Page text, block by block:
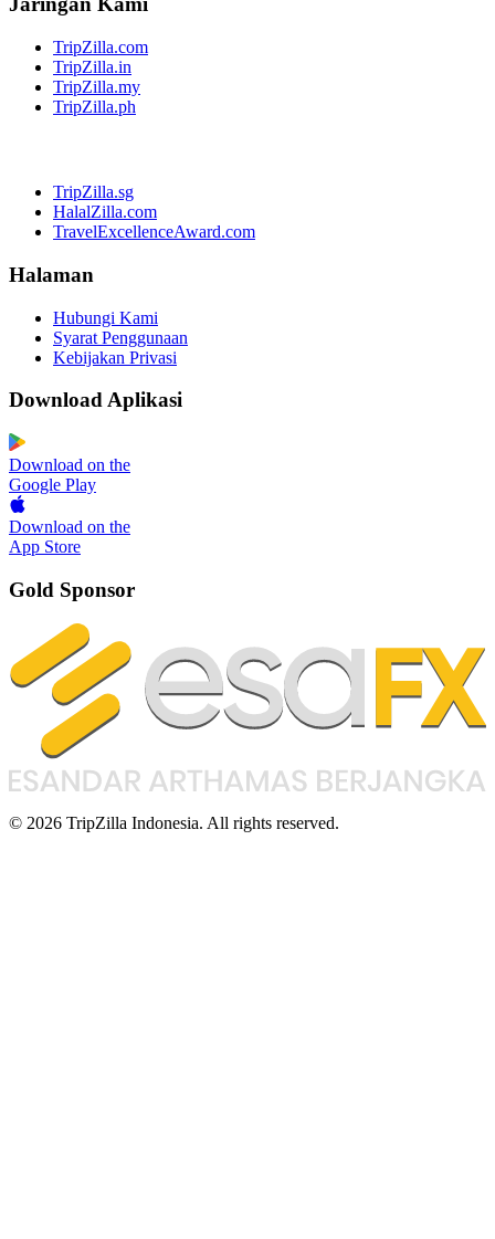
TripZilla.com
TripZilla.in
TripZilla.my
TripZilla.ph
TripZilla.sg
HalalZilla.com
TravelExcellenceAward.com
Halaman
Hubungi Kami
Syarat Penggunaan
Kebijakan Privasi
Download Aplikasi
Download on the
Google Play
Download on the
App Store
Gold Sponsor
© 2026 TripZilla Indonesia. All rights reserved.